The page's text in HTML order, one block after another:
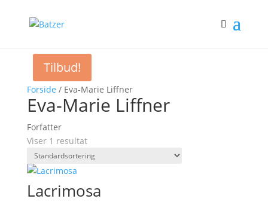
Forside / Eva-Marie Liffner
Eva-Marie Liffner
Forfatter
Viser 1 resultat
Tilbud!
Lacrimosa